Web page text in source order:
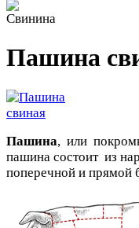
Пашина
Пашина, или
пашина состоит из
поперечной и